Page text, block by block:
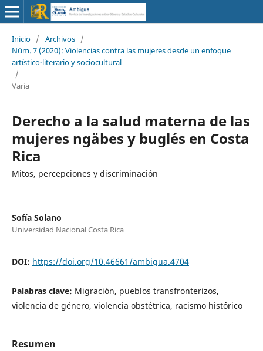
Inicio / Archivos /
Núm. 7 (2020): Violencias contra las mujeres desde un enfoque
artístico-literario y sociocultural
/
Varia
Derecho a la salud materna de las
mujeres ngäbes y buglés en Costa
Rica
Mitos, percepciones y discriminación
Sofía Solano
Universidad Nacional Costa Rica
DOI: https://doi.org/10.46661/ambigua.4704
Palabras clave: Migración, pueblos transfronterizos,
violencia de género, violencia obstétrica, racismo hist´órico
Resumen